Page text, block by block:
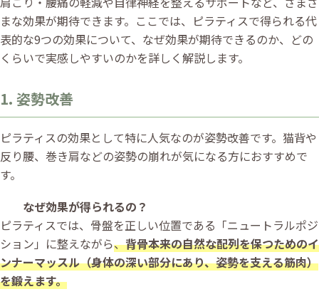
まな効果が期待できます。ここでは、ピラティスで得られる代
表的な9つの効果について、なぜ効果が期待できるのか、どの
くらいで実感しやすいのかを詳しく解説します。
1. 姿勢改善
ピラティスの効果として特に人気なのが姿勢改善です。猫背や
反り腰、巻き肩などの姿勢の崩れが気になる方におすすめで
す。
なぜ効果が得られるの？
ピラティスでは、骨盤を正しい位置である「ニュートラルポジ
ション」に整えながら、背骨本来の自然な配列を保つためのイ
ンナーマッスル（身体の深い部分にあり、姿勢を支える筋肉）
を鍛えます。